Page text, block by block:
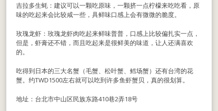
吉拉多生蚝：建议可以一颗吃原味，一颗挤一点柠檬来吃吃看，原
味的吃起来会比较咸一些，具鲜味口感上会有微微的脆度。
玫瑰龙虾：玫瑰龙虾肉吃起来鲜味普普，口感上比较偏扎实一点，
但是，虾膏还不错，而且吃起来是很鲜美的味道，让人还满喜欢
的。
吃得到日本的三大名蟹（毛蟹、松叶蟹、鳕场蟹）还有台湾的花
蟹。约TWD1500左右就可以吃到许多鱼虾蟹贝，真的很划算。
地址：台北市中山区民族东路410巷2弄18号